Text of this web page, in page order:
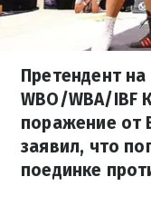
Претендент
WBO/WBA/IBF
поражение от
заявил, что
поединке